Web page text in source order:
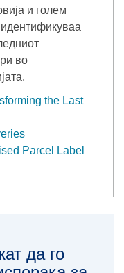
и голем
идентификуваа
во
the Last
Parcel Label
да го